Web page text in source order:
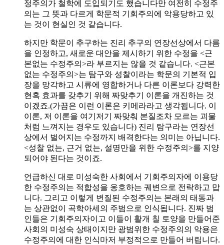
정주의가 철학에 도입되기도 했습니다만 여전히 수정주
의는 그 뜻과 다르게 학문적 기회주의에 악용당하고 있
는 것이 현실인 것 같습니다.
하지만 학문이 추구하는 진리 추구의 연장선상에서 다름
을 인정하고, 새로운 대안을 제시하기 위한 수정을 <근
본없는 수정주의>라 부르지는 않을 것 같습니다. <근본
없는 수정주의>는 탐구와 성찰이라는 학문의 기본적 입
장을 망각하고 시류에 영합하거나 다른 이론보다 강력한
현혹 효과를 갖추기 위해 짜맞추기 이론을 개진하는 것
이겠죠.(가끔은 이런 이론은 키메라라고 생각됩니다. 이
이론, 저 이론을 여기저기 짜맞춰 본질조차 모르는 괴물
처럼 느껴지는 경우도 있습니다) 진리 탐구라는 연장선
상에서 벌어지는 수정까지 배격한다는 의미는 아닙니다.
<성찰 없는, 근거 없는, 설명만을 위한 수정주의>를 지양
되어야 된다는 것이죠.
언급하신 대로 미성숙한 사회에서 기회주의자에 이용당
한 수정주의는 적합성을 옹호하는 궤변으로 전락하고 맙
니다. 그리고 이렇게 변질된 수정주의는 본래의 태동과
는 상관없이 곡학아세의 주범으로 인식됩니다. 진짜 범
인들은 기회주의자이고 이들이 활개 칠 토양을 만들어준
사회의 미성숙 상태이지만 광범위한 수정주의의 악용은
수정주의에 대한 인식마저 부정적으로 만들어 버립니다.